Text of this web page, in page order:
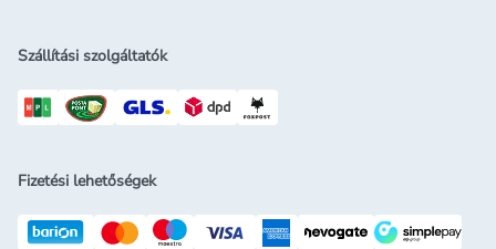
Szállítási szolgáltatók
Fizetési lehetőségek